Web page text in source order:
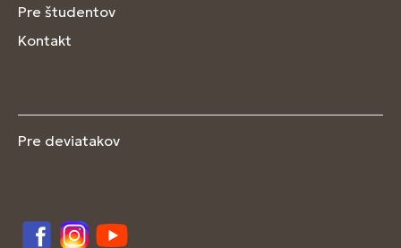
Pre študentov
Kontakt
Pre deviatakov